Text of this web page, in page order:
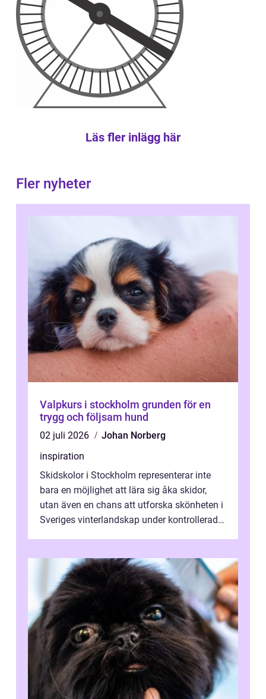
Läs fler inlägg här
Fler nyheter
Valpkurs i stockholm grunden för en
trygg och följsam hund
02 juli 2026
Johan Norberg
inspiration
Skidskolor i Stockholm representerar inte
bara en möjlighet att lära sig åka skidor,
utan även en chans att utforska skönheten i
Sveriges vinterlandskap under kontrollerade